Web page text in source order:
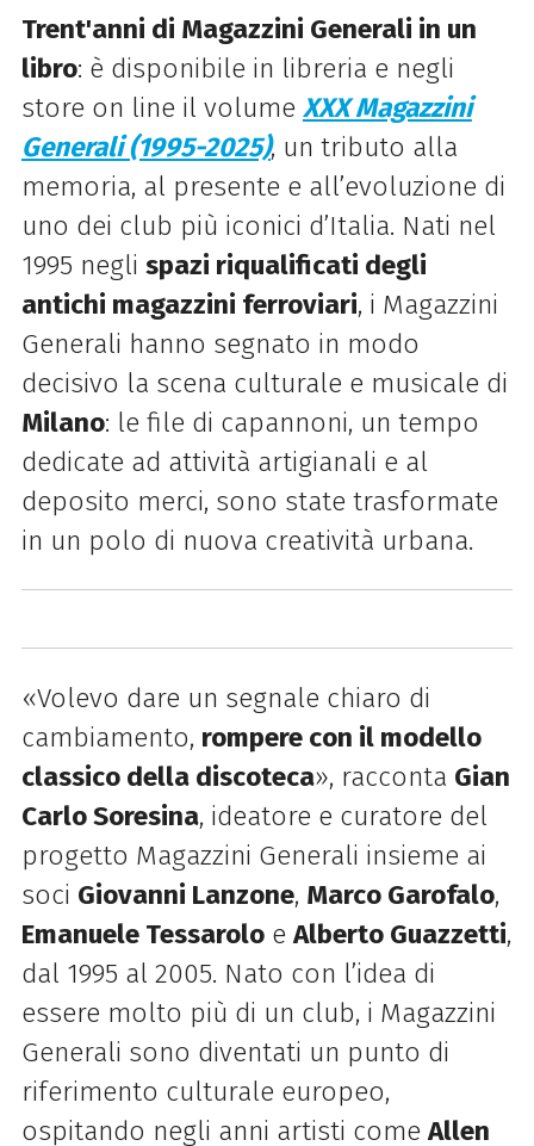
Trent'anni di Magazzini Generali in un
libro: è disponibile in libreria e negli
store on line il volume XXX Magazzini
Generali (1995-2025), un tributo alla
memoria, al presente e all’evoluzione di
uno dei club più iconici d’Italia. Nati nel
1995 negli spazi riqualificati degli
antichi magazzini ferroviari, i Magazzini
Generali hanno segnato in modo
decisivo la scena culturale e musicale di
Milano: le file di capannoni, un tempo
dedicate ad attività artigianali e al
deposito merci, sono state trasformate
in un polo di nuova creatività urbana.
«Volevo dare un segnale chiaro di
cambiamento, rompere con il modello
classico della discoteca», racconta Gian
Carlo Soresina, ideatore e curatore del
progetto Magazzini Generali insieme ai
soci Giovanni Lanzone, Marco Garofalo,
Emanuele TessaroloeAlberto Guazzetti,
dal 1995 al 2005. Nato con l’idea di
essere molto più di un club, i Magazzini
Generali sono diventati un punto di
riferimento culturale europeo,
ospitando negli anni artisti comeAllen